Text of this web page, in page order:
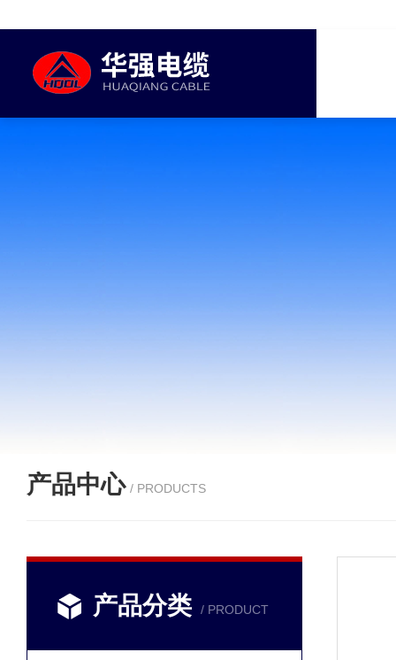
产品中心 / PRODUCTS
产品分类 / PRODUCT